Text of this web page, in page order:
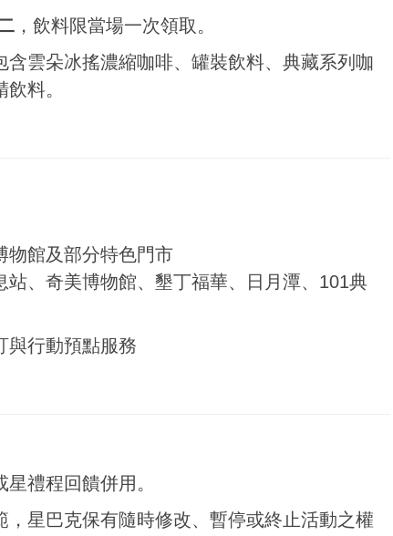
，飲料限當場一次領取。
雲朵冰搖濃縮咖啡、罐裝飲料、典藏系列咖
料。
物館及部分特色門市
站、奇美博物館、墾丁福華、日月潭、101典
與行動預點服務
禮程回饋併用。
，星巴克保有隨時修改、暫停或終止活動之權